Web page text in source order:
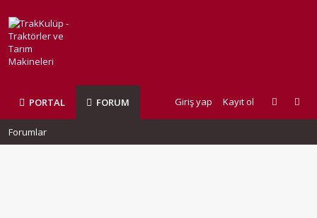
PORTAL FORUM Giriş yap Kayıt ol
Forumlar